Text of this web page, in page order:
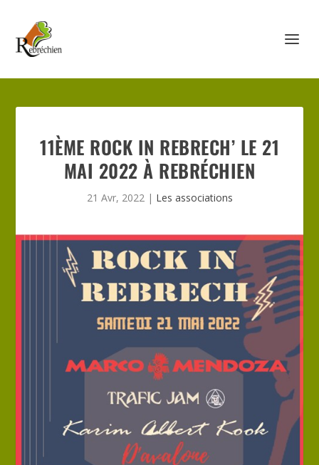
11ÈME ROCK IN REBRECH’ LE 21
MAI 2022 À REBRÉCHIEN
21 Avr, 2022| Les associations